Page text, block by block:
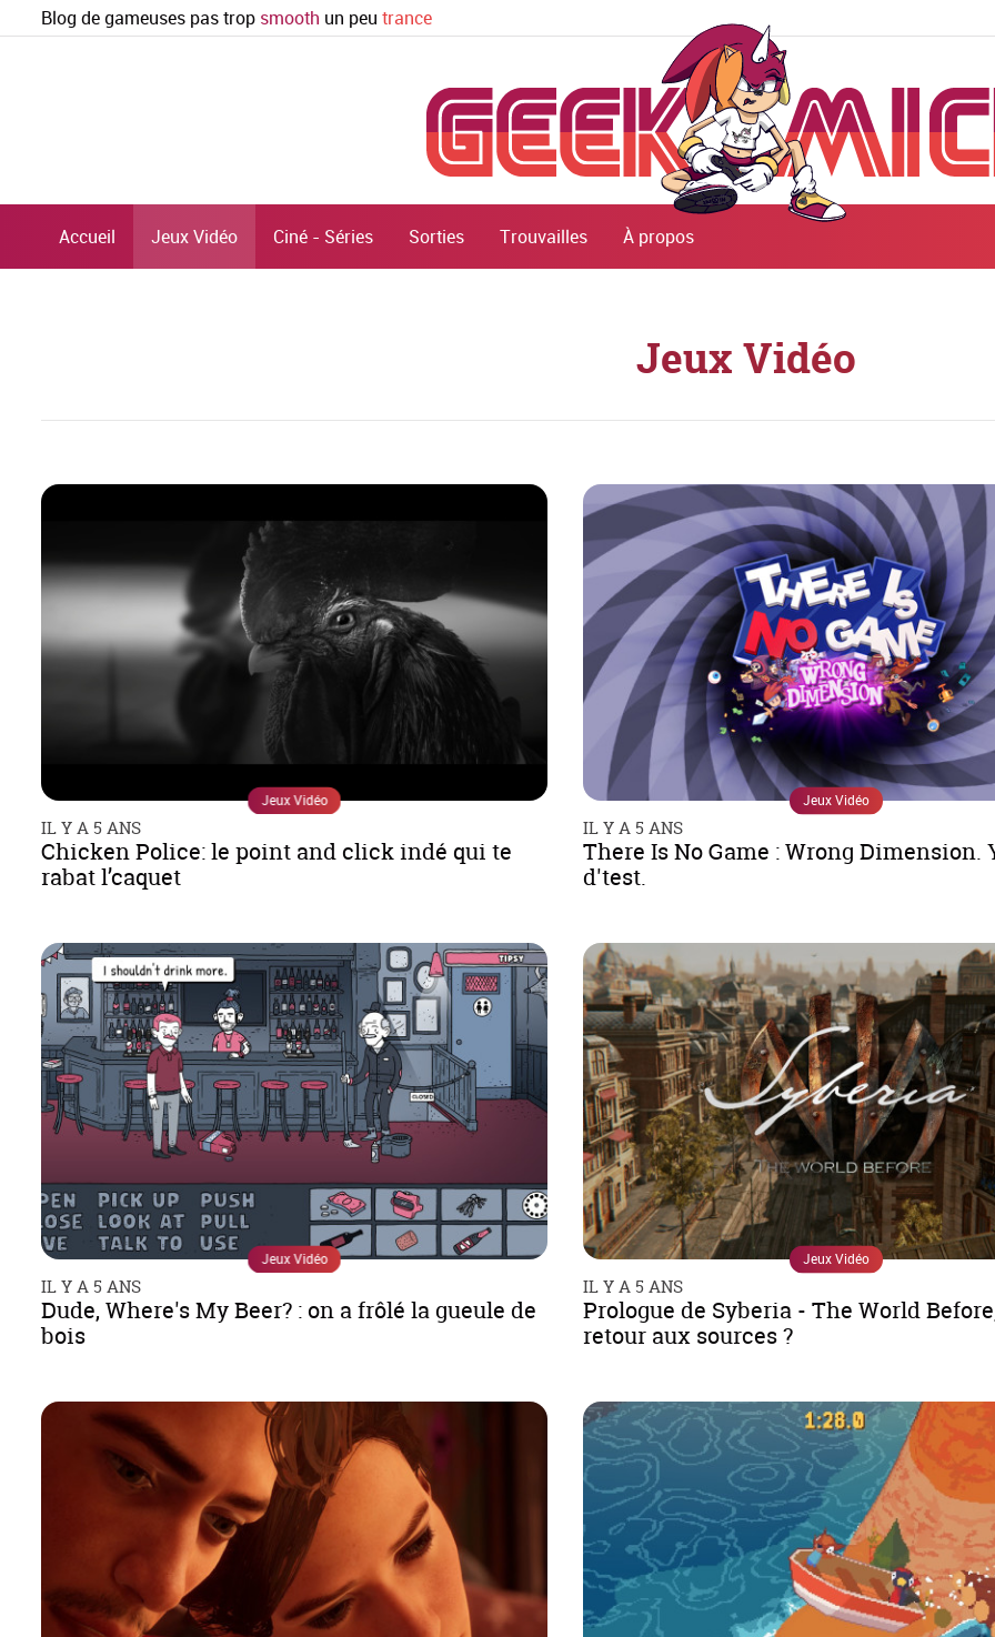
Blog de gameuses pas trop smooth un peu trance
Accueil Jeux Vidéo Ciné - Séries Sorties Trouvailles À propos
Jeux Vidéo
Jeux Vidéo
IL Y A 5 ANS
Chicken Police: le point and click indé qui te
rabat l’caquet
Jeux Vidéo
IL Y A 5 ANS
There Is No Game : Wrong Dimension.
d'test.
Jeux Vidéo
IL Y A 5 ANS
Dude, Where's My Beer? : on a frôlé la gueule de
bois
Jeux Vidéo
IL Y A 5 ANS
Prologue de Syberia - The World
retour aux sources ?